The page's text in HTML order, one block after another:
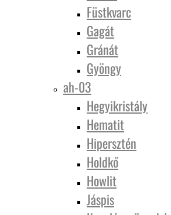
Füstkvarc
Gagát
Gránát
Gyöngy
ah-03
Hegyikristály
Hematit
Hipersztén
Holdkő
Howlit
Jáspis